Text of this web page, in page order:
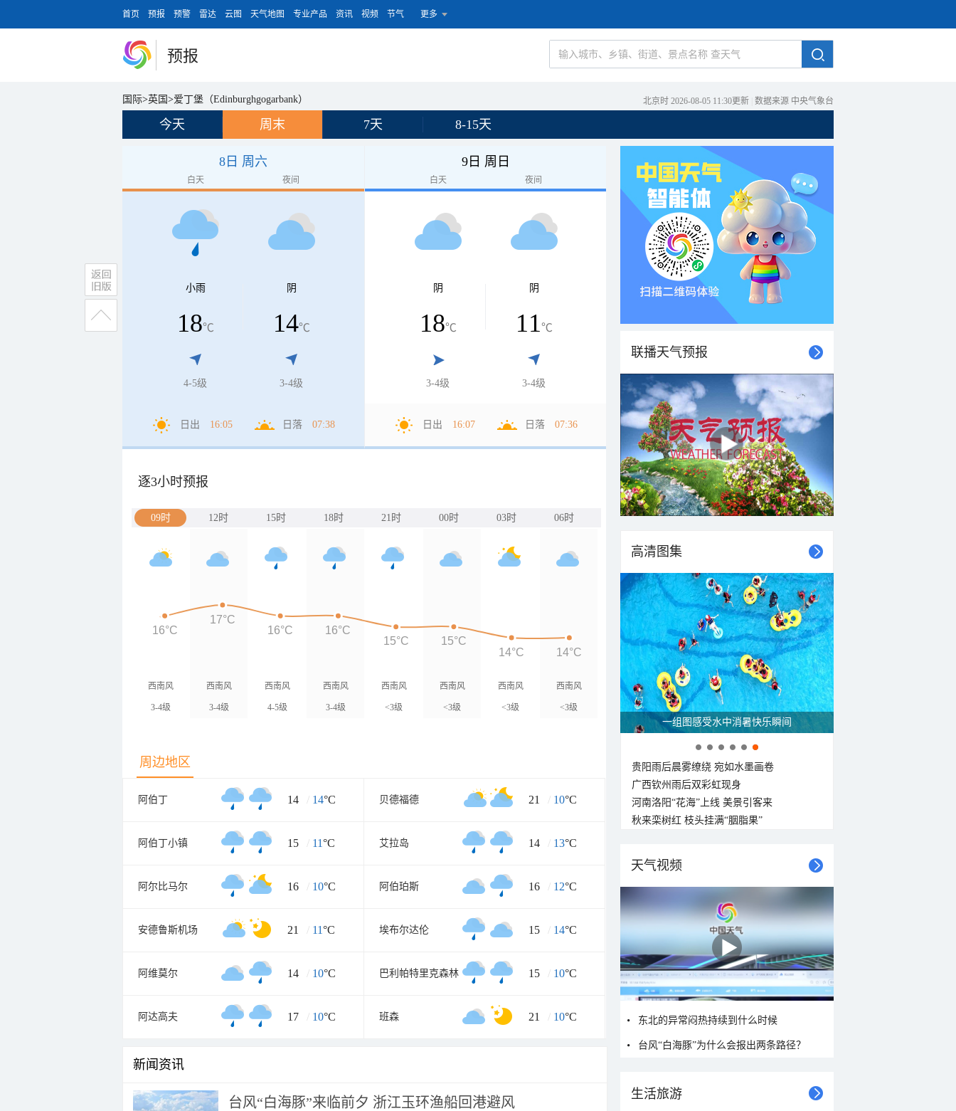
首页 预报 预警 雷达 云图 天气地图 专业产品 资讯 视频 节气 更多
预报
国际>英国 >爱丁堡（Edinburghgogarbank） 北京时 2026-08-05 11:30更新 数据来源 中央气象台
今天 周末 7天 8-15天
8日 周六
白天 夜间
小雨
18℃
4-5级
阴
14℃
3-4级
日出 16:05 日落 07:38
9日 周日
白天 夜间
阴
18℃
3-4级
阴
11℃
3-4级
日出 16:07 日落 07:36
逐3小时预报
09时 12时 15时 18时 21时 00时 03时 06时
西南风
3-4级
西南风
3-4级
西南风
4-5级
西南风
3-4级
西南风
<3级
西南风
<3级
西南风
<3级
西南风
<3级
16°C
17°C
16°C
16°C
15°C
15°C
14°C 14°C
周边地区
阿伯丁 14 / 14°C 贝德福德 21 / 10°C
阿伯丁小镇 15 / 11°C 艾拉岛 14 / 13°C
阿尔比马尔 16 / 10°C 阿伯珀斯 16 / 12°C
安德鲁斯机场 21 / 11°C 埃布尔达伦 15 / 14°C
阿维莫尔 14 / 10°C 巴利帕特里克森林 15 / 10°C
阿达高夫 17 / 10°C 班森 21 / 10°C
新闻资讯
台风“白海豚”来临前夕 浙江玉环渔船回港避风
联播天气预报
高清图集
一组图感受水中消暑快乐瞬间
贵阳雨后晨雾缭绕 宛如水墨画卷
广西钦州雨后双彩虹现身
河南洛阳“花海”上线 美景引客来
秋来栾树红 枝头挂满“胭脂果”
天气视频
东北的异常闷热持续到什么时候
台风“白海豚”为什么会报出两条路径？
生活旅游